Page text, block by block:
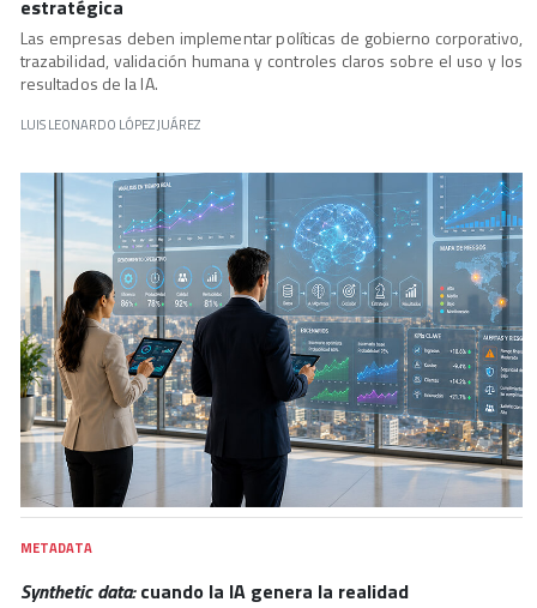
estratégica
Las empresas deben implementar políticas de gobierno corporativo,
trazabilidad, validación humana y controles claros sobre el uso y los
resultados de la IA.
LUIS LEONARDO LÓPEZ JUÁREZ
METADATA
Synthetic data:cuando la IA genera la realidad